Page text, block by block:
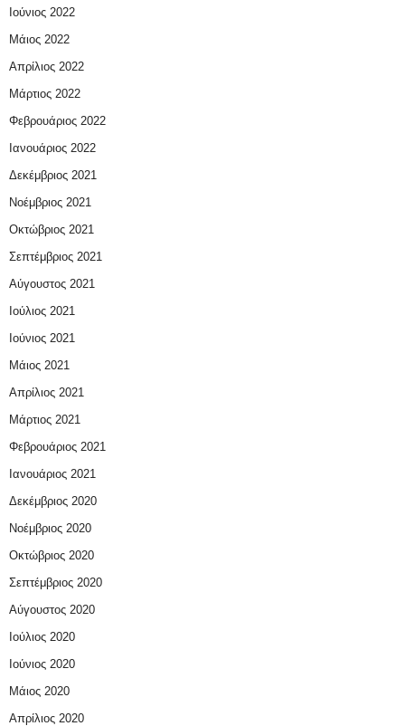
Ιούνιος 2022
Μάιος 2022
Απρίλιος 2022
Μάρτιος 2022
Φεβρουάριος 2022
Ιανουάριος 2022
Δεκέμβριος 2021
Νοέμβριος 2021
Οκτώβριος 2021
Σεπτέμβριος 2021
Αύγουστος 2021
Ιούλιος 2021
Ιούνιος 2021
Μάιος 2021
Απρίλιος 2021
Μάρτιος 2021
Φεβρουάριος 2021
Ιανουάριος 2021
Δεκέμβριος 2020
Νοέμβριος 2020
Οκτώβριος 2020
Σεπτέμβριος 2020
Αύγουστος 2020
Ιούλιος 2020
Ιούνιος 2020
Μάιος 2020
Απρίλιος 2020